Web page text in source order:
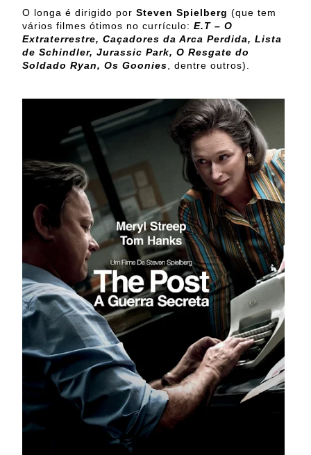
O longa é dirigido por Steven Spielberg (que tem
vários filmes ótimos no currículo: E.T – O
Extraterrestre, Caçadores da Arca Perdida, Lista
de Schindler, Jurassic Park, O Resgate do
Soldado Ryan, Os Goonies , dentre outros).